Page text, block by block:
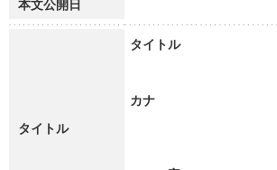
本文公開日
タイトル
タイトル
カナ